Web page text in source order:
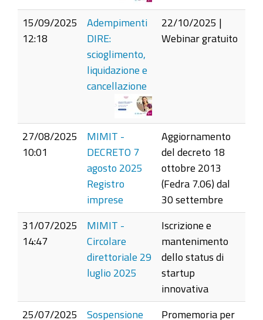
15/09/2025
12:18
Adempimenti
DIRE:
scioglimento,
liquidazione e
cancellazione
22/10/2025 |
Webinar gratuito
27/08/2025
10:01
MIMIT -
DECRETO 7
agosto 2025
Registro
imprese
Aggiornamento
del decreto 18
ottobre 2013
(Fedra 7.06) dal
30 settembre
31/07/2025
14:47
MIMIT -
Circolare
direttoriale 29
luglio 2025
Iscrizione e
mantenimento
dello status di
startup
innovativa
25/07/2025
Sospensione
Promemoria per